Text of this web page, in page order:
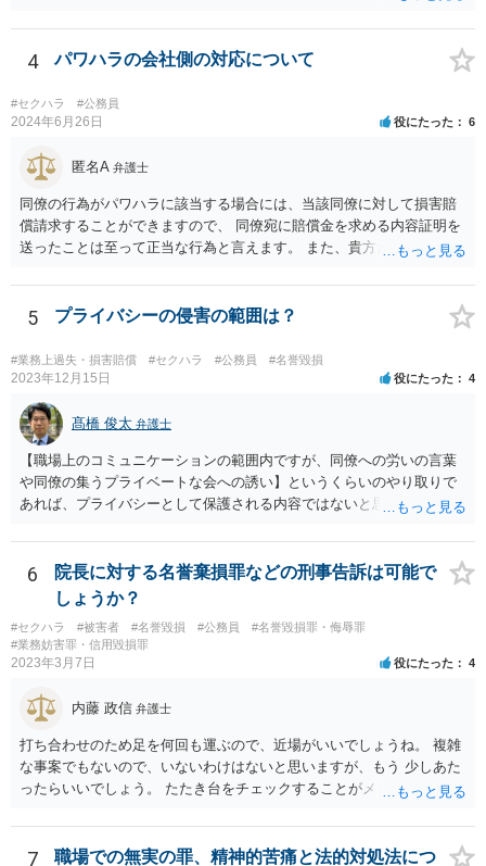
4 パワハラの会社側の対応について
#セクハラ #公務員
2024年6月26日 役にたった 6
匿名A 弁護士
同僚の行為がパワハラに該当する場合には、当該同僚に対して損害賠
償請求することができますので、 同僚宛に賠償金を求める内容証明を
送ったことは至って正当な行為と言えます。 また、貴方だけが異動さ
等、 会社の対応が不適切であると思われますので、会社に対して賠償
請求することも視野に入ると思われます。 同僚からされた行為やその
ワハラに該当するか否か、するとした場合実際に損害賠償請求が可能
な事案か否かを相談することをおすすめします。
5 プライバシーの侵害の範囲は？
#業務上過失・損害賠償 #セクハラ #公務員 #名誉毀損
2023年12月15日 役にたった 4
髙橋 俊太 弁護士
【職場上のコミュニケーションの範囲内ですが、同僚への労いの言葉
や同僚の集うプライベートな会への誘い】というくらいのやり取りで
あれば、プライバシーとして保護される内容ではないと思います。 一
に過剰反応しているだけであるような印象も受けます。
6
院長に対する名誉棄損罪などの刑事告訴は可能で
しょうか？
#セクハラ #被害者 #名誉毀損 #公務員
#名誉毀損罪・侮辱罪
#業務妨害罪・信用毀損罪
2023年3月7日 役にたった 4
内藤 政信 弁護士
打ち合わせのため足を何回も運ぶので、近場がいいでしょうね。 複雑
な事案でもないので、いないわけはないと思いますが、もう 少しあた
ったらいいでしょう。 たたき台をチェックすることがメインなので、
7
職場での無実の罪、精神的苦痛と法的対処法につ